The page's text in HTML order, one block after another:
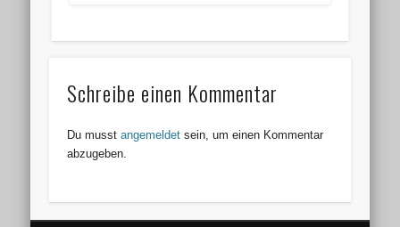
Schreibe einen Kommentar
Du musst angemeldetsein, um einen Kommentar
abzugeben.